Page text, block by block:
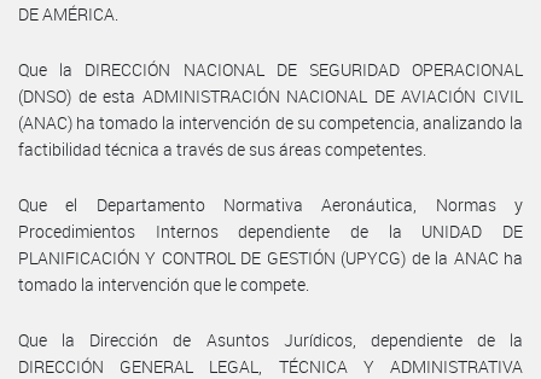
DE AMÉRICA.
Que la DIRECCIÓN NACIONAL DE SEGURIDAD OPERACIONAL
(DNSO) de esta ADMINISTRACIÓN NACIONAL DE AVIACIÓN CIVIL
(ANAC) ha tomado la intervención de su competencia, analizando la
factibilidad técnica a través de sus áreas competentes.
Que el Departamento Normativa Aeronáutica, Normas y
Procedimientos Internos dependiente de la UNIDAD DE
PLANIFICACIÓN Y CONTROL DE GESTIÓN (UPYCG) de la ANAC ha
tomado la intervención que le compete.
Que la Dirección de Asuntos Jurídicos, dependiente de la
DIRECCIÓN GENERAL LEGAL, TÉCNICA Y ADMINISTRATIVA